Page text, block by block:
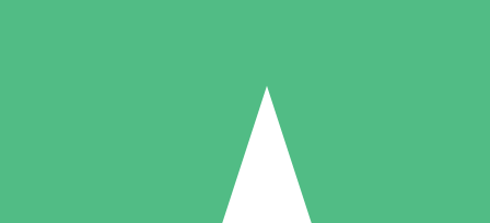
Individuelle Credit-Pakete